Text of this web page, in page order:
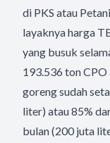
di PKS atau
layaknya harga
yang busuk
193.536 ton
goreng sudah
liter) atau 85%
bulan (200 juta